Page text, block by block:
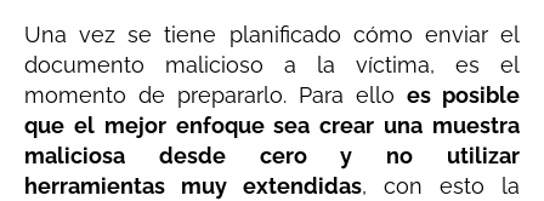
Una vez se tiene planificado cómo enviar el
documento malicioso a la víctima, es el
momento de prepararlo. Para ello es posible
que el mejor enfoque sea crear una muestra
maliciosa desde cero y no utilizar
herramientas muy extendidas, con esto la